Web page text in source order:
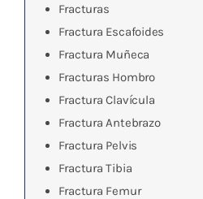
Fracturas
Fractura Escafoides
Fractura Muñeca
Fracturas Hombro
Fractura Clavícula
Fractura Antebrazo
Fractura Pelvis
Fractura Tibia
Fractura Femur